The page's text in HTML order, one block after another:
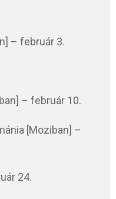
– február 3.
– február 10.
[Moziban] –
24.